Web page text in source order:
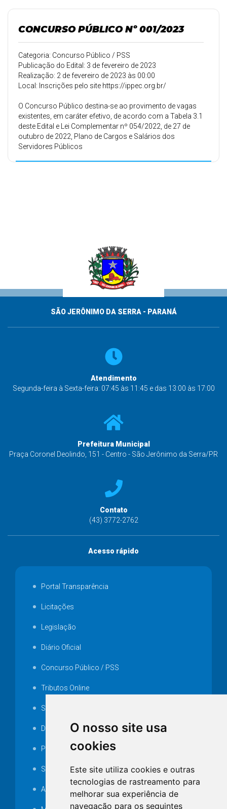
O nosso site usa
cookies
Este site utiliza cookies e outras
tecnologias de rastreamento para
melhorar sua experiência de
navegação para os seguintes
CONCURSO PÚBLICO Nº 001/2023
Categoria: Concurso Público / PSS
Publicação do Edital: 3 de fevereiro de 2023
Realização: 2 de fevereiro de 2023 às 00:00
Local: Inscrições pelo site https://ippec.org.br/
O Concurso Público destina-se ao provimento de vagas
existentes, em caráter efetivo, de acordo com a Tabela 3.1
deste Edital e Lei Complementar nº 054/2022, de 27 de
outubro de 2022, Plano de Cargos e Salários dos
Servidores Públicos
SÃO JERÔNIMO DA SERRA - PARANÁ
Atendimento
Segunda-feira à Sexta-feira: 07:45 às 11:45 e das 13:00 às 17:00
Prefeitura Municipal
Praça Coronel Deolindo, 151 - Centro - São Jerônimo da Serra/PR
Contato
(43) 3772-2762
Acesso rápido
Portal Transparência
Licitações
Legislação
Diário Oficial
Concurso Público / PSS
Tributos Online
Serviços ISS-E
Decretos
Portarias
SAMAE
Audiência pública